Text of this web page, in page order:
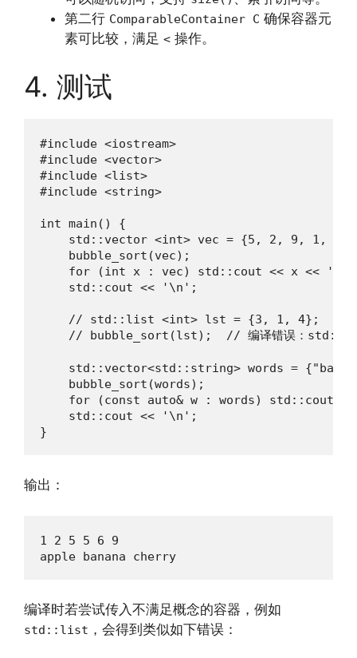
第二行 ComparableContainer C 确保容器元
素可比较，满足 < 操作。
4. 测试
#include <iostream>
#include <vector>
#include <list>
#include <string>
int main() {
std::vector <int> vec = {5, 2, 9, 1, 5,
    bubble_sort(vec);
    for (int x : vec) std::cout << x << ' ';
    std::cout << '\n';
    // std::list <int> lst = {3, 1, 4};
// bubble_sort(lst);  // 编译错误：
std::vector<std::string> words =
    bubble_sort(words);
for (const auto& w : words) std::cout
    std::cout << '\n';
}
输出：
1 2 5 5 6 9
apple banana cherry
编译时若尝试传入不满足概念的容器，例如
std::list ，会得到类似如下错误：